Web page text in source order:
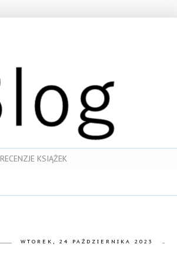
RECENZJE KSIĄŻEK
WTOREK, 24 PAŹDZIERNIKA 2023